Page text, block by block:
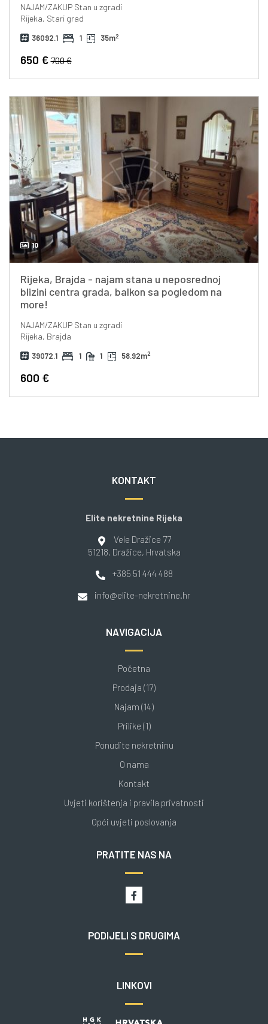
NAJAM/ZAKUPStan u zgradi
Rijeka, Stari grad
36092.1 1 35m2
650 €700 €
10
Rijeka, Brajda - najam stana u neposrednoj
blizini centra grada, balkon sa pogledom na
more!
NAJAM/ZAKUPStan u zgradi
Rijeka, Brajda
39072.1 1 1 58.92m2
600 €
KONTAKT
Elite nekretnine Rijeka
Vele Dražice 77
51218, Dražice, Hrvatska
+385 51 444 488
info@elite-nekretnine.hr
NAVIGACIJA
Početna
Prodaja (17)
Najam (14)
Prilike (1)
Ponudite nekretninu
O nama
Kontakt
Uvjeti korištenja i pravila privatnosti
Opći uvjeti poslovanja
PRATITE NAS NA
PODIJELI S DRUGIMA
LINKOVI